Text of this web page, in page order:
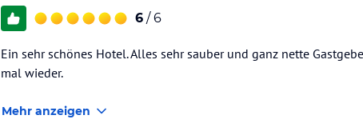
6 / 6
Ein sehr schönes Hotel. Alles sehr sauber und ganz nette
mal wieder.
Mehr anzeigen